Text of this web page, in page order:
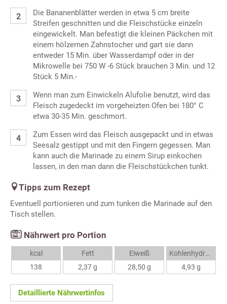
Die Bananenblätter werden in etwa 5 cm breite
Streifen geschnitten und die Fleischstücke einzeln
eingewickelt. Man befestigt die kleinen Päckchen mit
einem hölzernen Zahnstocher und gart sie dann
entweder 15 Min. über Wasserdampf oder in der
Mikrowelle bei 750 W -6 Stück brauchen 3 Min. und 12
Stück 5 Min.-
Wenn man zum Einwickeln Alufolie benutzt, wird das
Fleisch zugedeckt im vorgeheizten Ofen bei 180° C
etwa 30-35 Min. geschmort.
Zum Essen wird das Fleisch ausgepackt und in etwas
Seesalz gestippt und mit den Fingern gegessen. Man
kann auch die Marinade zu einem Sirup einkochen
lassen, in den man dann die Fleischstückchen tunkt.
Tipps zum Rezept
Eventuell portionieren und zum tunken die Marinade auf den
Tisch stellen.
Nährwert pro Portion
kcal
138
Fett
2,37 g
Eiweiß
28,50 g
Kohlenhydrate
4,93 g
Detaillierte Nährwertinfos